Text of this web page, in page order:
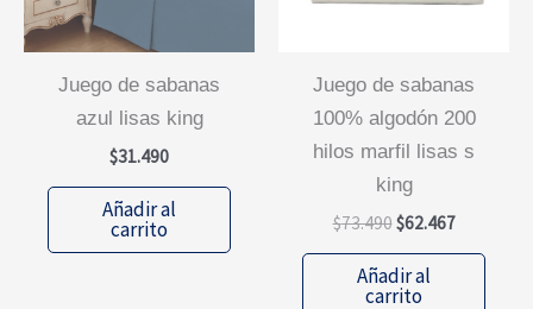
juego de sabanas
azul lisas king
$31.490
Añadir al
carrito
juego de sabanas
100% algodón 200
hilos marfil lisas s
king
$73.490El
original
era:
$62.467El
actual
Añadir al
carrito